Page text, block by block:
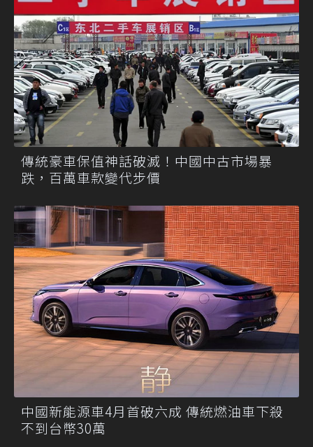
傳統豪車保值神話破滅！中國中古市場暴
跌，百萬車款變代步價
中國新能源車4月首破六成 傳統燃油車下殺
不到台幣30萬